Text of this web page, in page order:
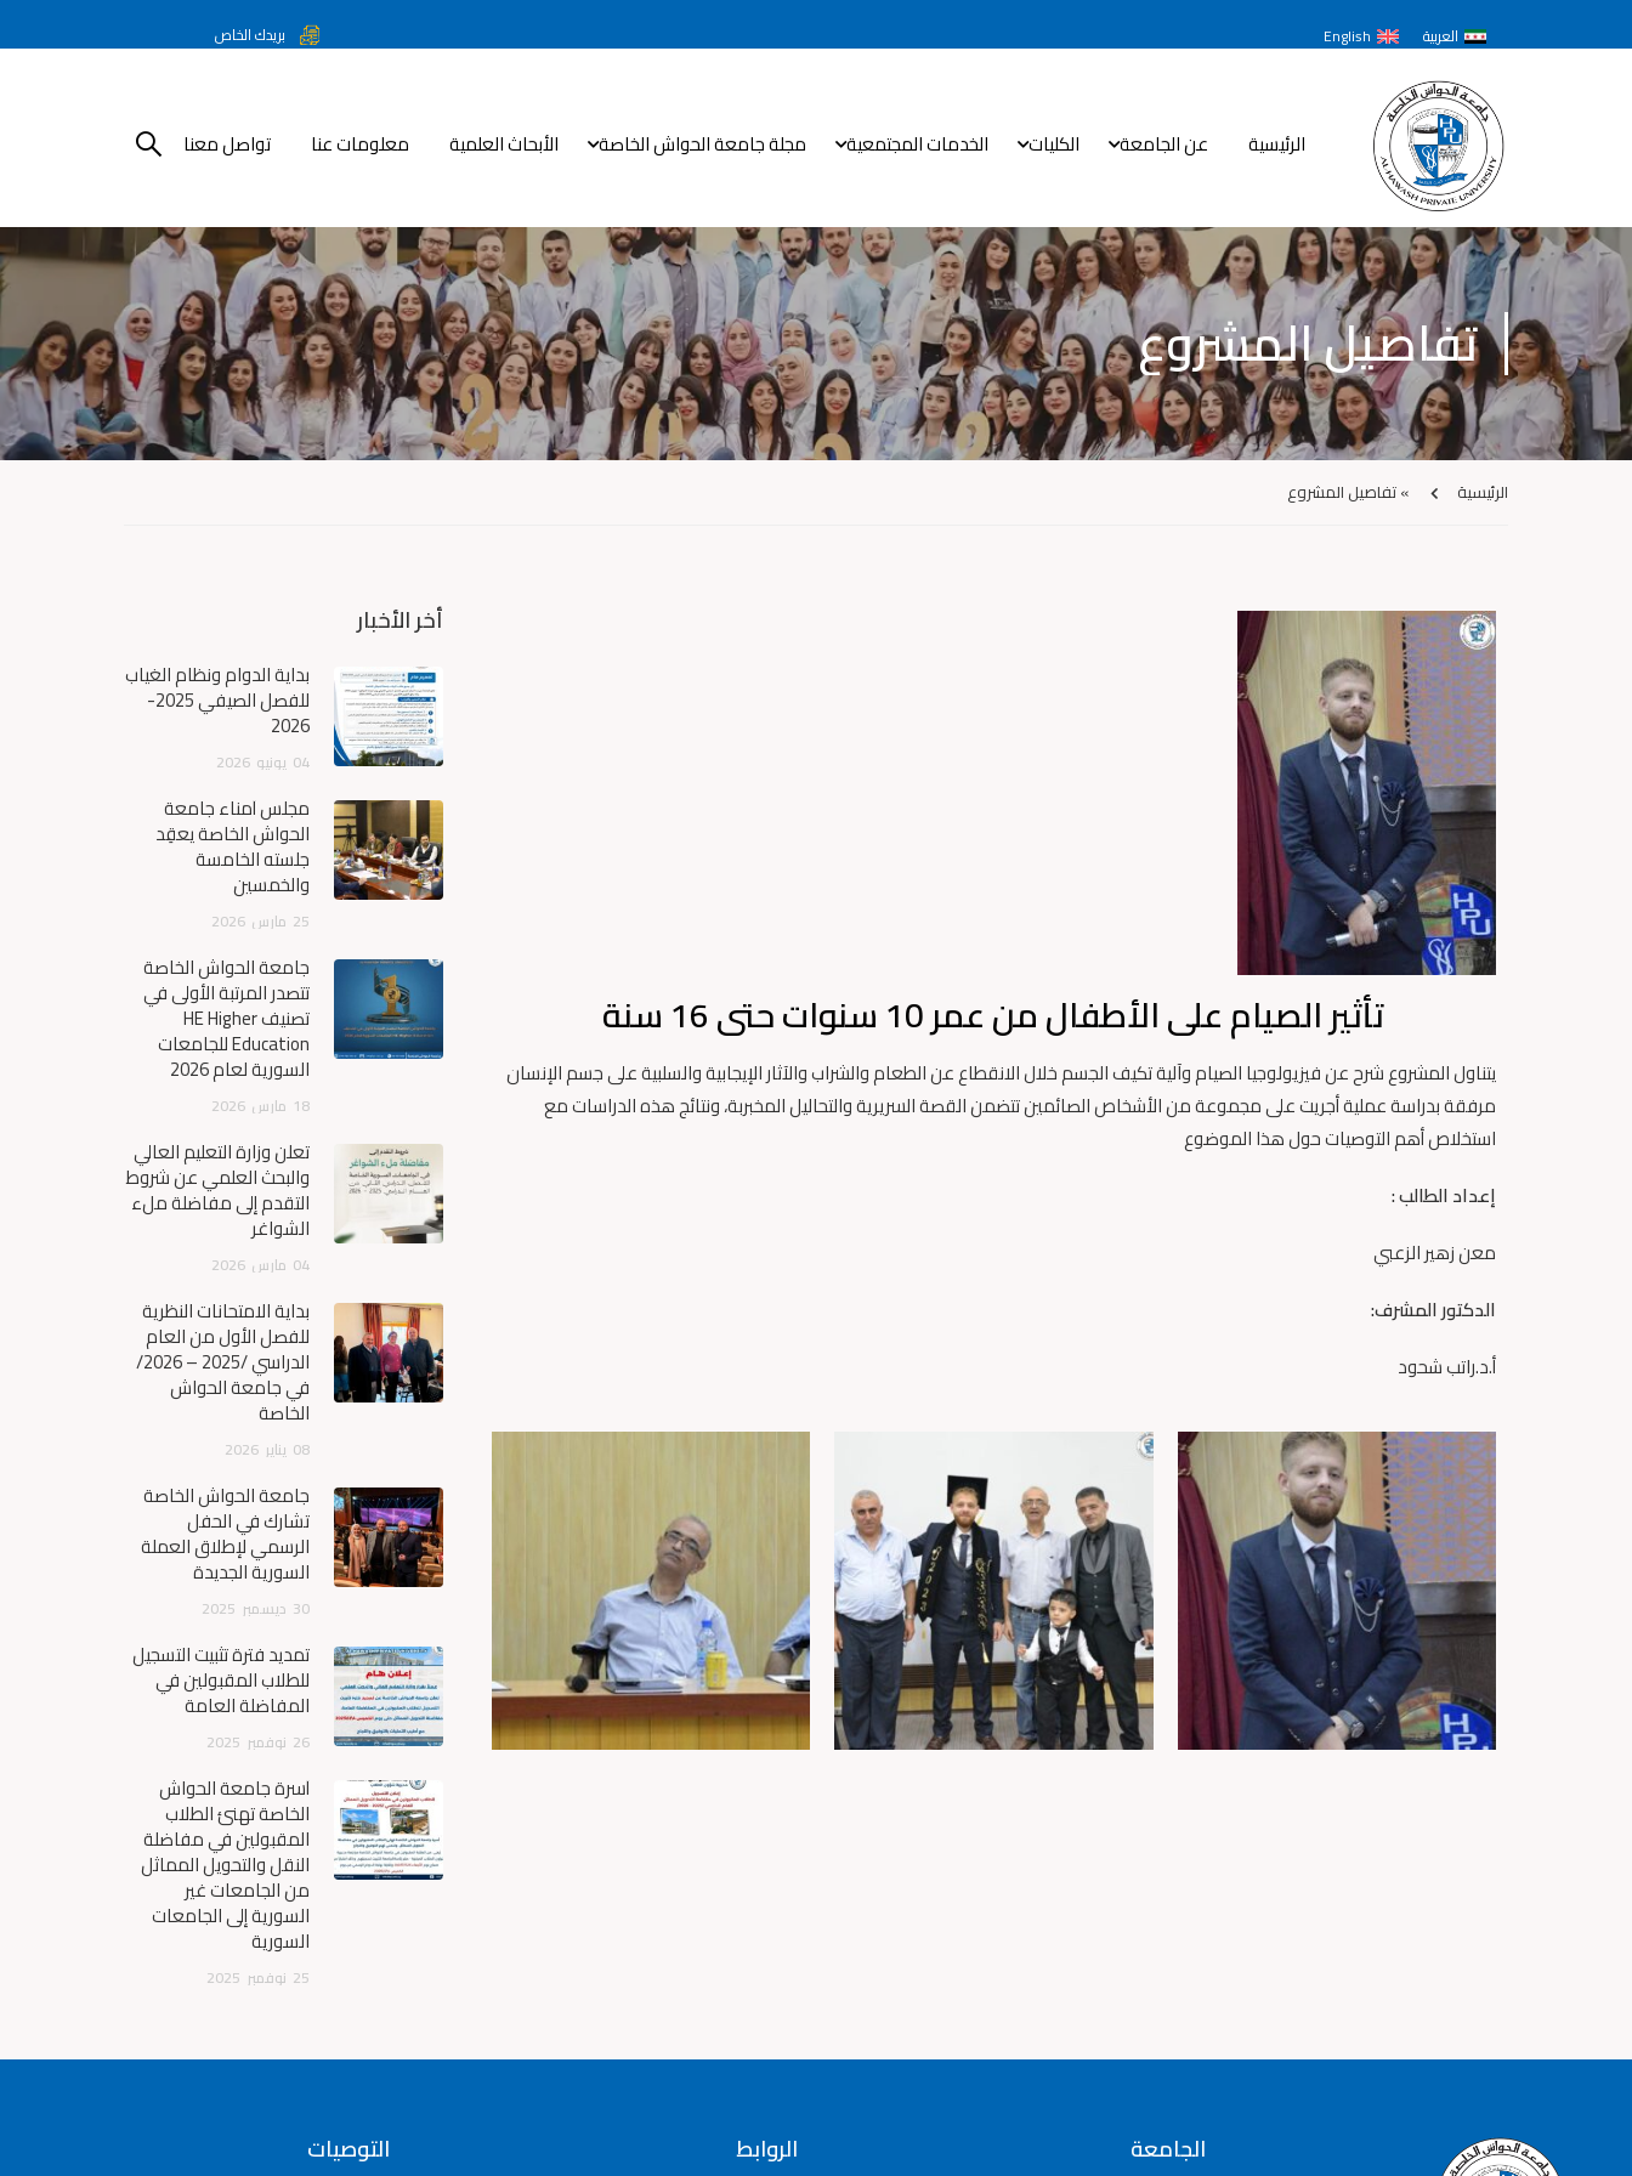
العربية English بريدك الخاص
الرئيسية عن الجامعة الكليات الخدمات المجتمعية مجلة جامعة الحواش الخاصة الأبحاث العلمية معلومات عنا تواصل معنا
تفاصيل المشروع
الرئيسية »تفاصيل المشروع
تأثير الصيام على الأطفال من عمر 10 سنوات حتى 16 سنة
يتناول المشروع شرح عن فيزيولوجيا الصيام وآلية تكيف الجسم خلال الانقطاع عن الطعام والشراب والآثار الإيجابية والسلبية على جسم الإنسان
مرفقة بدراسة عملية أجريت على مجموعة من الأشخاص الصائمين تتضمن القصة السريرية والتحاليل المخبربة، ونتائج هذه الدراسات مع
استخلاص أهم التوصيات حول هذا الموضوع
إعداد الطالب:
معن زهير الزعبي
الدكتور المشرف:
أ.د.راتب شحود
أخر الأخبار
بداية الدوام ونظام الغياب
للفصل الصيفي 2025-
2026
04 يونيو 2026
مجلس أمناء جامعة
الحواش الخاصة يعقِد
جلسته الخامسة
والخمسين
25 مارس 2026
جامعة الحواش الخاصة
تتصدر المرتبة الأولى في
تصنيف HE Higher
Education للجامعات
السورية لعام 2026
18 مارس 2026
تعلن وزارة التعليم العالي
والبحث العلمي عن شروط
التقدم إلى مفاضلة ملء
الشواغر
04 مارس 2026
بداية الامتحانات النظرية
للفصل الأول من العام
الدراسي /2025 – 2026/
في جامعة الحواش
الخاصة
08 يناير 2026
جامعة الحواش الخاصة
تشارك في الحفل
الرسمي لإطلاق العملة
السورية الجديدة
30 ديسمبر 2025
تمديد فترة تثبيت التسجيل
للطلاب المقبولين في
المفاضلة العامة
26 نوفمبر 2025
أسرة جامعة الحواش
الخاصة تهنئ الطلاب
المقبولين في مفاضلة
النقل والتحويل المماثل
من الجامعات غير
السورية إلى الجامعات
السورية
25 نوفمبر 2025
الجامعة الروابط التوصيات